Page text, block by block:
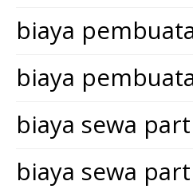
biaya
biaya
biaya sewa
biaya sewa